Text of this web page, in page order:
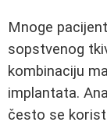
Mnoge
sopstvenog
kombinaciju
implantata.
često se